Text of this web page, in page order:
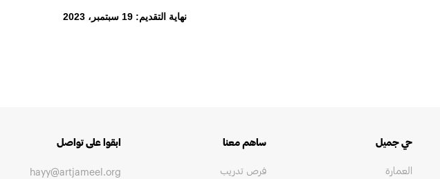
نهاية التقديم: 19 سبتمبر، 2023
حي جميل
العمارة
ساهم معنا
فرص تدريب
ابقوا على تواصل
hayy@artjameel.org